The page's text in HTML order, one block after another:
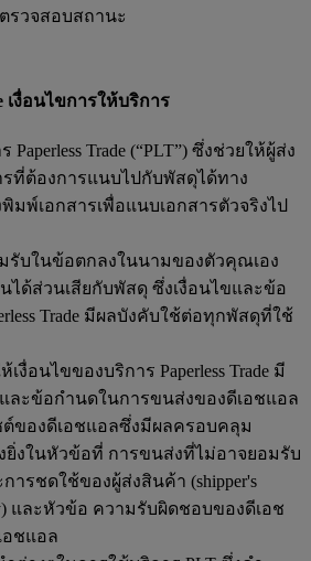
ตรวจสอบสถานะ
เงื่อนไขการให้บริการ
Trade (“PLT”) ซึ่งช่วยให้ผู้ส่ง
ที่ต้องการแนบไปกับพัสดุได้ทาง
มพ์เอกสารเพื่อแนบเอกสารตัวจริงไป
รับในข้อตกลงในนามของตัวคุณเอง
ด้ส่วนเสียกับพัสดุ ซึ่งเงื่อนไขและข้อ
Trade มีผลบังคับใช้ต่อทุกพัสดุที่ใช้
อนไขของบริการ Paperless Trade มี
และข้อกำนดในการขนส่งของดีเอชแอล
ของดีเอชแอลซึ่งมีผลครอบคลุม
ยิ่งในหัวข้อที่ การขนส่งที่ไม่อาจยอมรับ
ารชดใช้ของผู้ส่งสินค้า (shipper's
และหัวข้อ ความรับผิดชอบของดีเอช
ชแอล